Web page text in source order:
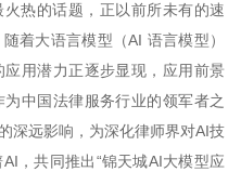
热的话题，正以前所未有的速
着大语言模型（AI 语言模型）
用潜力正逐步显现，应用前景
中国法律服务行业的领军者之
深远影响，为深化律师界对AI技
，共同推出“锦天城AI大模型应